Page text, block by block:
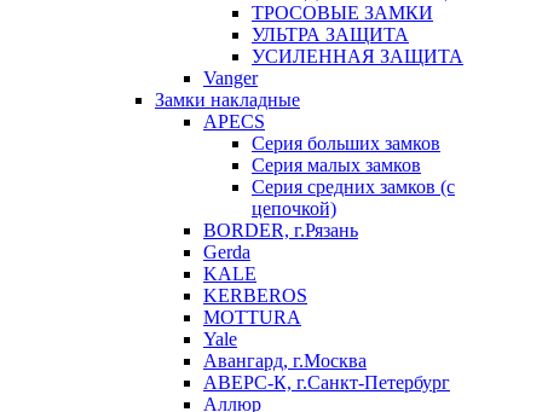
ТРОСОВЫЕ ЗАМКИ
УЛЬТРА ЗАЩИТА
УСИЛЕННАЯ ЗАЩИТА
Vanger
Замки накладные
APECS
Серия больших замков
Серия малых замков
Серия средних замков (с
цепочкой)
BORDER, г.Рязань
Gerda
KALE
KERBEROS
MOTTURA
Yale
Авангард, г.Москва
АВЕРС-К, г.Санкт-Петербург
Аллюр